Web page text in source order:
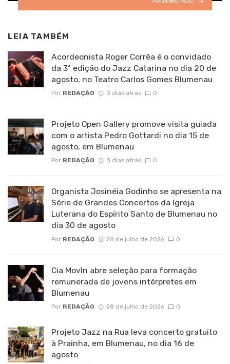
LEIA TAMBÉM
Acordeonista Roger Corrêa é o convidado
da 3ª edição do Jazz Catarina no dia 20 de
agosto, no Teatro Carlos Gomes Blumenau
Por REDAÇÃO 3 dias atrás 0
Projeto Open Gallery promove visita guiada
com o artista Pedro Gottardi no dia 15 de
agosto, em Blumenau
Por REDAÇÃO 3 dias atrás 0
Organista Josinéia Godinho se apresenta na
Série de Grandes Concertos da Igreja
Luterana do Espírito Santo de Blumenau no
dia 30 de agosto
Por REDAÇÃO 28 de julho de 2026 0
Cia MovIn abre seleção para formação
remunerada de jovens intérpretes em
Blumenau
Por REDAÇÃO 28 de julho de 2026 0
Projeto Jazz na Rua leva concerto gratuito
à Prainha, em Blumenau, no dia 16 de
agosto